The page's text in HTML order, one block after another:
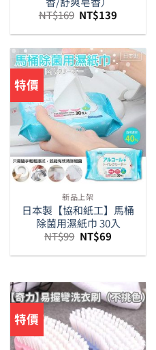
NT$169 原
始
價
NT$169。
NT$139
價
NT$139。
特價
新品上架
日本製【協和紙工】馬桶
除菌用濕紙巾 30入
NT$99 原
始
價
NT$69目
價
特價